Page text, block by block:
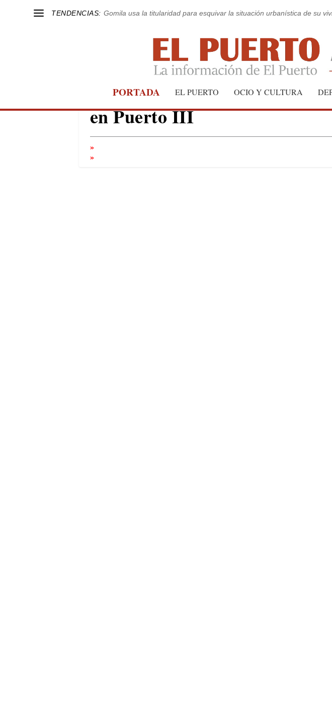
TENDENCIAS: Gomila usa la titularidad para esquivar la situación urbanística de su
PORTADA EL PUERTO OCIO Y CULTURA
Nueva agresión a funcionarios
en Puerto III